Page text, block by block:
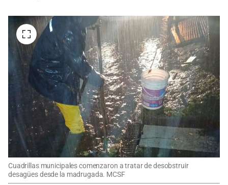
Cuadrillas municipales comenzaron a tratar de desobstruir
desagües desde la madrugada. MCSF